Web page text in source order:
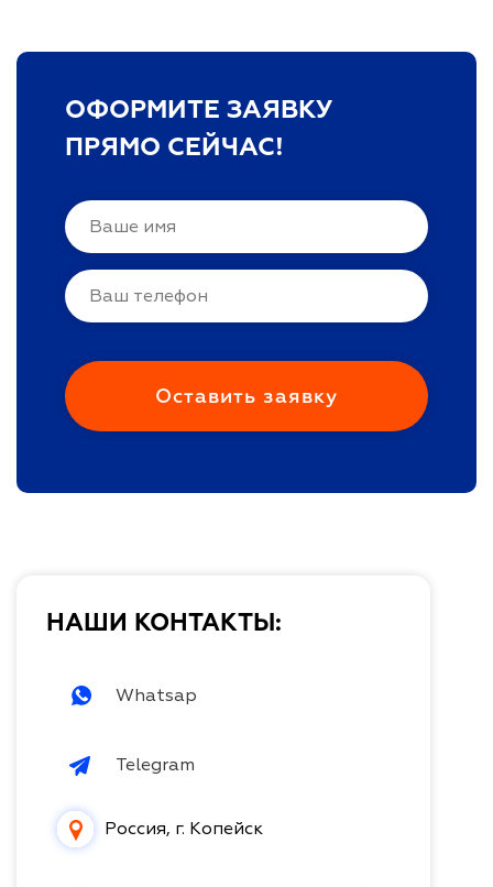
ОФОРМИТЕ ЗАЯВКУ
ПРЯМО СЕЙЧАС!
НАШИ КОНТАКТЫ:
Whatsap
Telegram
Россия, г. Копейск